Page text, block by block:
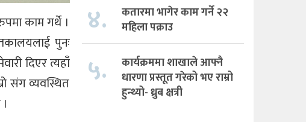
काम गर्थे ।
पुनः
दिएर त्यहाँ
संग व्यवस्थित
४.
कतारमा भागेर काम गर्ने २२
महिला पक्राउ
५.
कार्यक्रममा शाखाले आफ्नै
धारणा प्रस्तूत गरेको भए राम्रो
हुन्थ्यो- ध्रुब क्षत्री